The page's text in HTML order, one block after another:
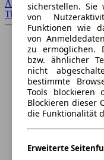
Alle Auto-Foren
Themen-Forum
sicherstellen. Sie
von
Funktionen wie
von
zu ermöglichen.
bzw. ähnlicher
nicht
bestimmte
Tools blockieren
Blockieren dieser
die Funktionalität
Erweiterte